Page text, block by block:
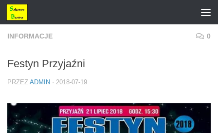
Przejdź do treści
INFORMACJE 0
Festyn Przyjaźni
PRZEZ ADMIN · 2018-07-19